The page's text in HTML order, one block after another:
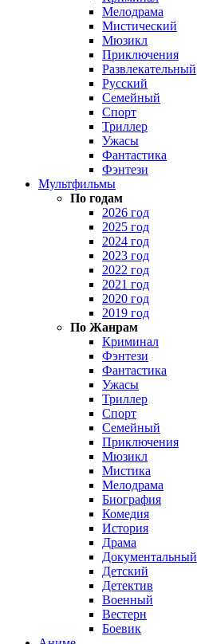
Мелодрама
Мистический
Мюзикл
Приключения
Развлекательный
Русский
Семейный
Спорт
Триллер
Ужасы
Фантастика
Фэнтези
Мультфильмы
По годам
2026 год
2025 год
2024 год
2023 год
2022 год
2021 год
2020 год
2019 год
По Жанрам
Криминал
Фэнтези
Фантастика
Ужасы
Триллер
Спорт
Семейный
Приключения
Мюзикл
Мистика
Мелодрама
Биография
Комедия
История
Драма
Документальный
Детский
Детектив
Военный
Вестерн
Боевик